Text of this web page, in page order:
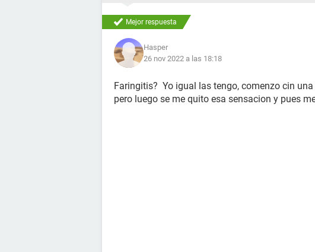
Mejor respuesta
Hasper
26 nov 2022 a las 18:18
Faringitis? Yo igual las tengo, comenzo cin
pero luego se me quito esa sensacion y pues